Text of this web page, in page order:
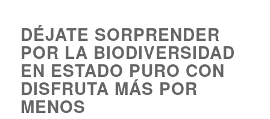
DÉJATE SORPRENDER
POR LA BIODIVERSIDAD
EN ESTADO PURO CON
DISFRUTA MÁS POR
MENOS